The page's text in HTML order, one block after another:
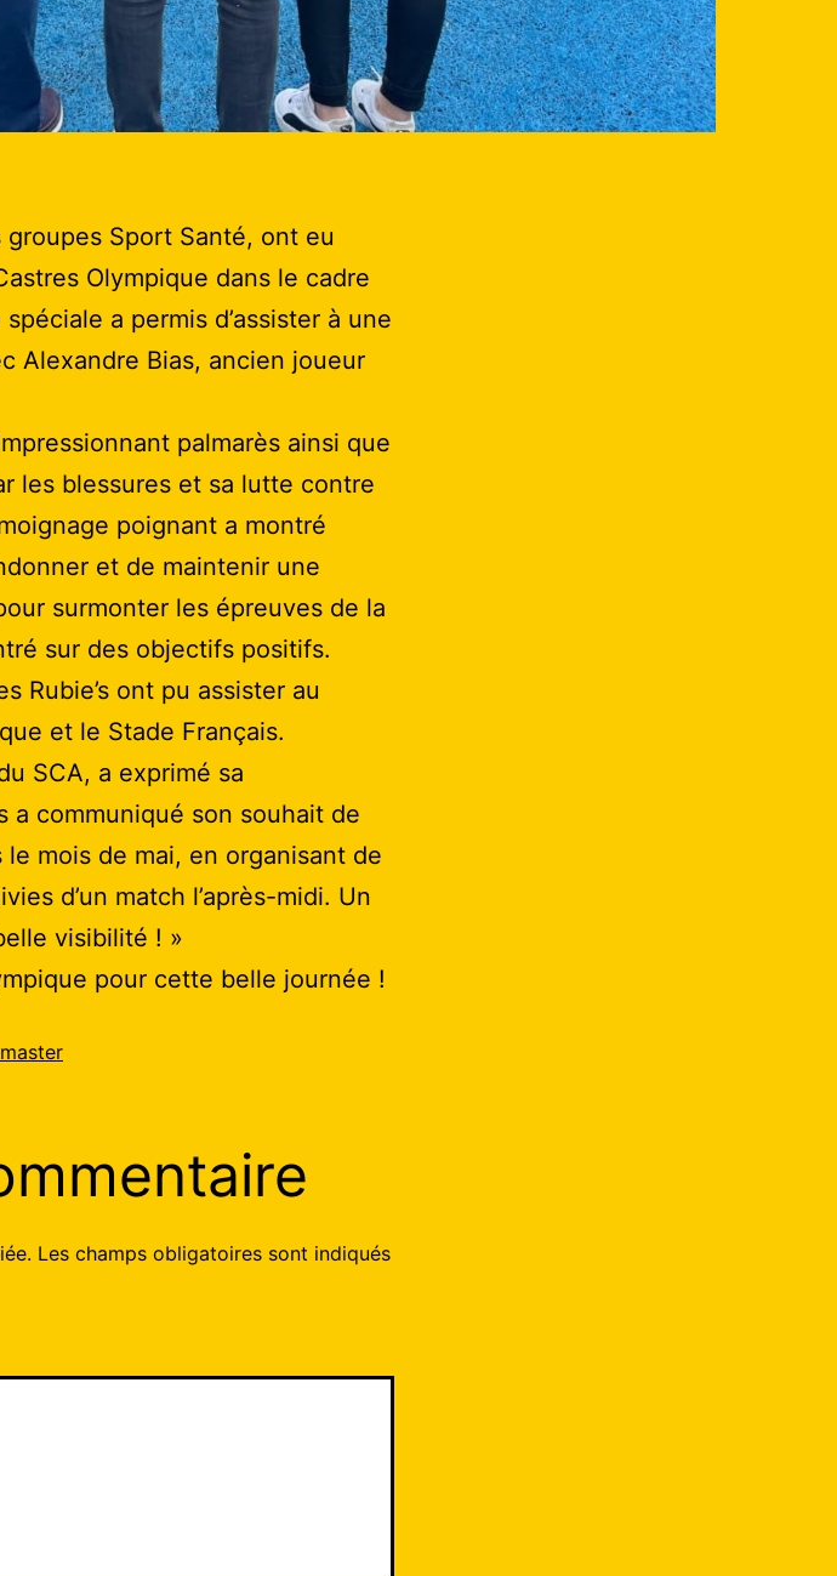
groupes Sport Santé, ont eu
Olympique dans le cadre
a permis d’assister à une
Alexandre Bias, ancien joueur
palmarès ainsi que
les blessures et sa lutte contre
poignant a montré
et de maintenir une
surmonter les épreuves de la
sur des objectifs positifs.
Rubie’s ont pu assister au
et le Stade Français.
SCA, a exprimé sa
a communiqué son souhait de
mois de mai, en organisant de
d’un match l’après-midi. Un
visibilité ! »
pour cette belle journée !
Les champs obligatoires sont indiqués